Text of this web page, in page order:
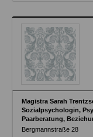
Magistra Sarah
Sozialpsychologin,
Paarberatung,
Bergmannstraße 28